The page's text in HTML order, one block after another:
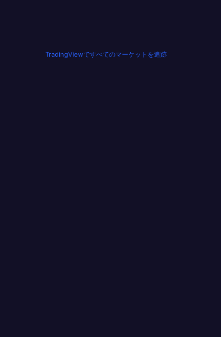
TradingViewですべてのマーケットを追跡